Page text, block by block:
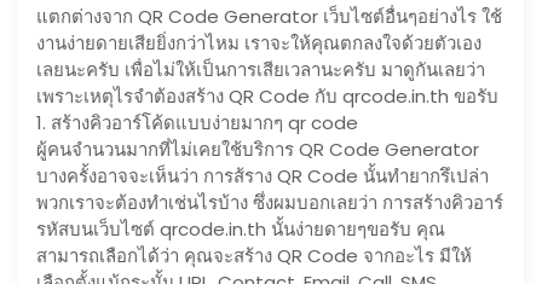
แตกต่างจาก QR Code Generator เว็บไซต์อื่นๆอย่างไร ใช้
งานง่ายดายเสียยิ่งกว่าไหม เราจะให้คุณตกลงใจด้วยตัวเอง
เลยนะครับ เพื่อไม่ให้เป็นการเสียเวลานะครับ มาดูกันเลยว่า
เพราะเหตุไรจำต้องสร้าง QR Code กับ qrcode.in.th ขอรับ
1. สร้างคิวอาร์โค้ดแบบง่ายมากๆ qr code
ผู้คนจำนวนมากที่ไม่เคยใช้บริการ QR Code Generator
บางครั้งอาจจะเห็นว่า การส้ราง QR Code นั้นทำยากรึเปล่า
พวกเราจะต้องทำเช่นไรบ้าง ซึ่งผมบอกเลยว่า การสร้างคิวอาร์
รหัสบนเว็บไซต์ qrcode.in.th นั้นง่ายดายๆขอรับ คุณ
สามารถเลือกได้ว่า คุณจะสร้าง QR Code จากอะไร มีให้